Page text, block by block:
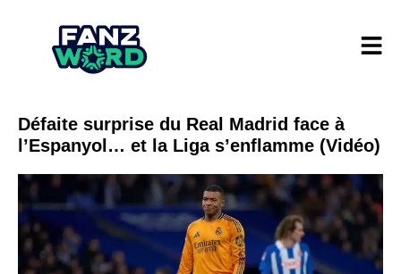
Défaite surprise du Real Madrid face à
l’Espanyol… et la Liga s’enflamme (Vidéo)